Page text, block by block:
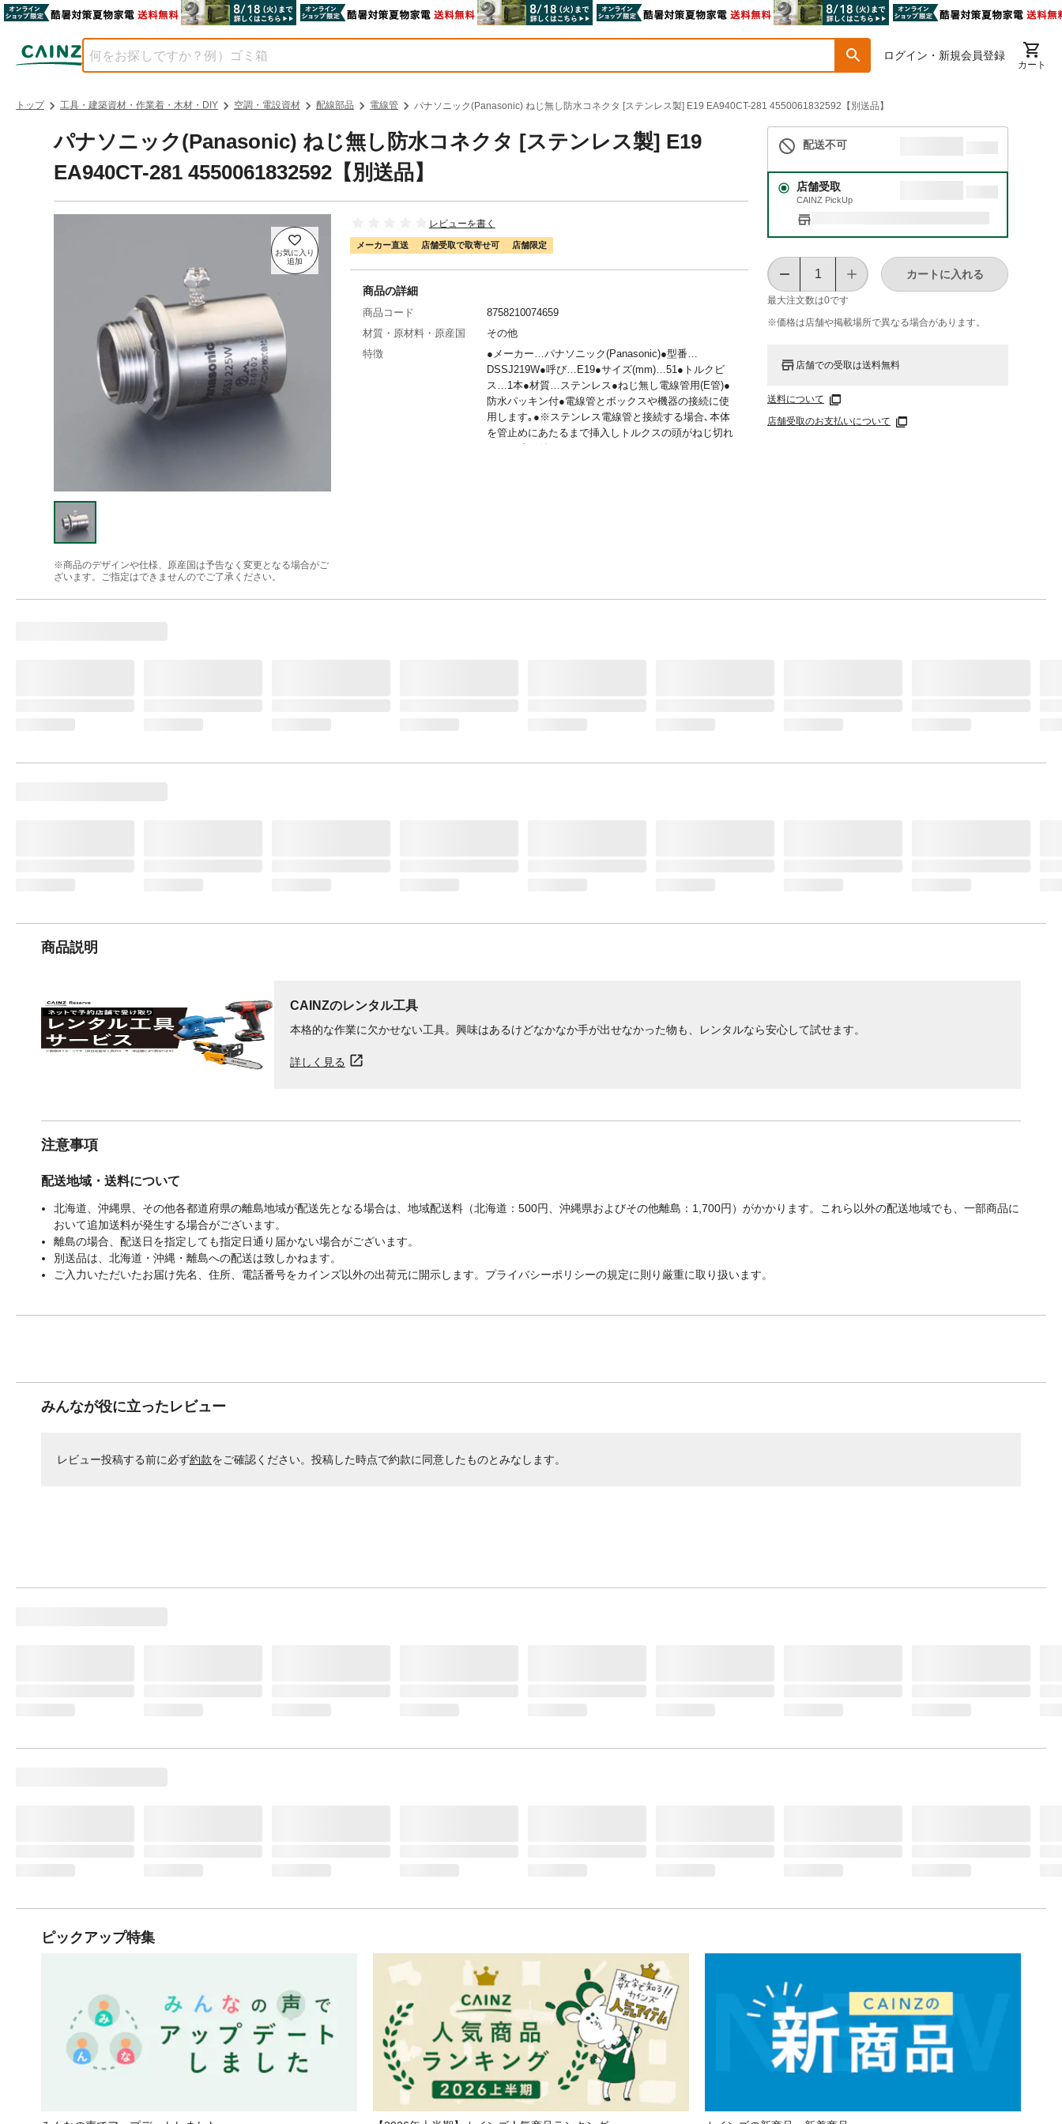
ログイン・新規会員登録
カート
トップ 工具・建築資材・作業着・木材・DIY 空調・電設資材 配線部品 電線管 パナソニック(Panasonic) ねじ無し防水コネクタ [ステンレス製] E19 EA940CT-281 4550061832592【別送品】
パナソニック(Panasonic) ねじ無し防水コネクタ [ステンレス製] E19
EA940CT-281 4550061832592【別送品】
※商品のデザインや仕様、原産国は予告なく変更となる場合がご
ざいます。ご指定はできませんのでご了承ください。
レビューを書く
メーカー直送 店舗受取で取寄せ可 店舗限定
配送不可
店舗受取
CAINZ PickUp
最大注文数は0です
カートに入れる
※価格は​店舗や​掲載場所で​異なる​場合が​あります。
店舗での受取は送料無料
送料について
店舗受取のお支払いについて
商品の詳細
商品コード
8758210074659
材質・原材料・原産国
その他
特徴
●メーカー…パナソニック(Panasonic)●型番…
DSSJ219W●呼び…E19●サイズ(mm)…51●トルクビ
ス…1本●材質…ステンレス●ねじ無し電線管用(E管)●
防水パッキン付●電線管とボックスや機器の接続に使
用します｡●※ステンレス電線管と接続する場合､本体
を管止めにあたるまで挿入しトルクスの頭がねじ切れ
商品説明
CAINZのレンタル工具
本格的な作業に欠かせない工具。興味はあるけどなかなか手が出せなかった物も、レンタルなら安心して試せます。
詳しく見る
注意事項
配送地域・送料について
北海道、沖縄県、その他各都道府県の離島地域が配送先となる場合は、地域配送料（北海道：500円、沖縄県およびその他離島：1,700円）がかかります。これら以外の配送地域でも、一部商品に
おいて追加送料が発生する場合がございます。
離島の場合、配送日を指定しても指定日通り届かない場合がございます。
別送品は、北海道・沖縄・離島への配送は致しかねます。
ご入力いただいたお届け先名、住所、電話番号をカインズ以外の出荷元に開示します。プライバシーポリシーの規定に則り厳重に取り扱います。
みんなが役に立ったレビュー
レビュー投稿する前に必ず約款をご確認ください。投稿した時点で約款に同意したものとみなします。
ピックアップ特集